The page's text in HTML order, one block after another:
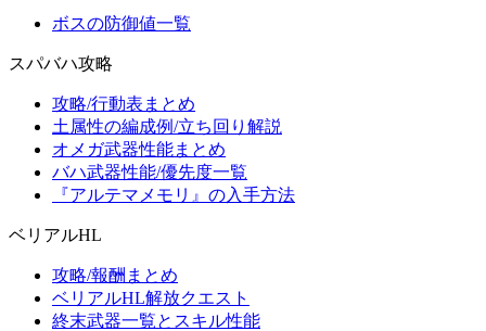
ボスの防御値一覧
スパバハ攻略
攻略/行動表まとめ
土属性の編成例/立ち回り解説
オメガ武器性能まとめ
バハ武器性能/優先度一覧
『アルテマメモリ』の入手方法
ベリアルHL
攻略/報酬まとめ
ベリアルHL解放クエスト
終末武器一覧とスキル性能